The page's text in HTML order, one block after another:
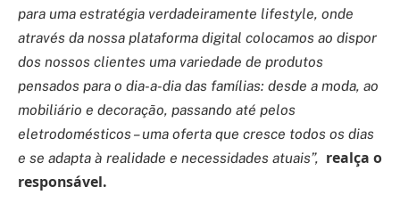
para uma estratégia verdadeiramente lifestyle, onde
através da nossa plataforma digital colocamos ao dispor
dos nossos clientes uma variedade de produtos
pensados para o dia-a-dia das famílias: desde a moda, ao
mobiliário e decoração, passando até pelos
eletrodomésticos – uma oferta que cresce todos os dias
e se adapta à realidade e necessidades atuais”, realça o
responsável.